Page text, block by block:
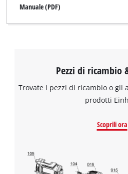
Manuale (PDF)
Pezzi di ricambio
Trovate i pezzi di ricambio o gli
prodotti
Scoprili ora